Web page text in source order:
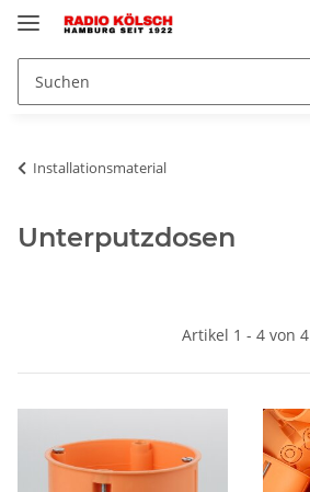
Installationsmaterial
Unterputzdosen
Artikel 1 - 4 von 4